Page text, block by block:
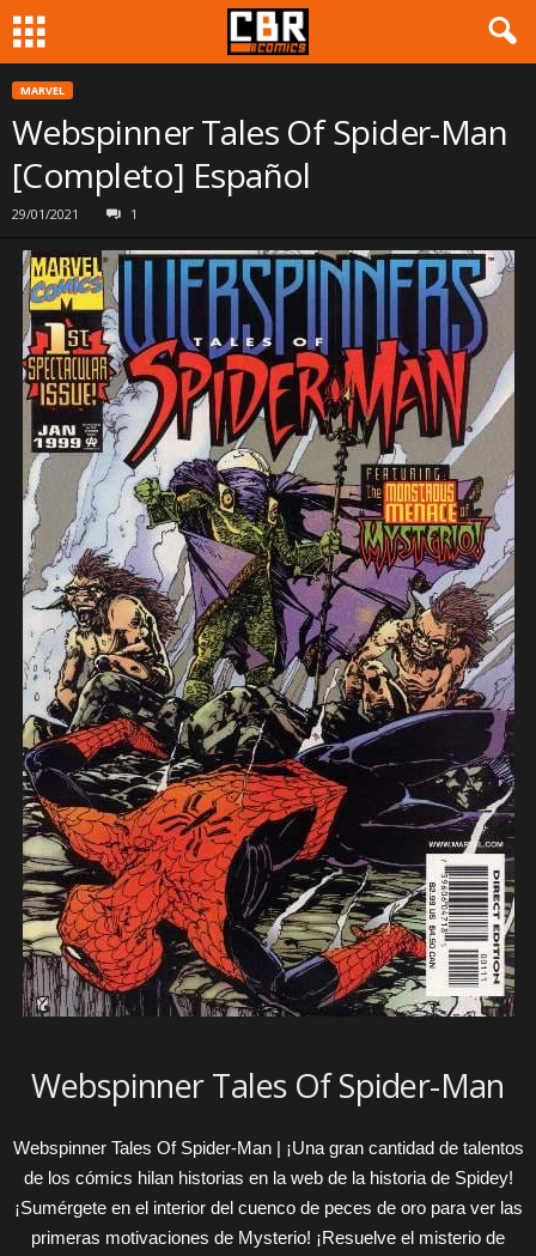
MARVEL
Webspinner Tales Of Spider-Man
[Completo] Español
29/01/2021 1
Webspinner Tales Of Spider-Man
Webspinner Tales Of Spider-Man | ¡Una gran cantidad de talentos
de los cómics hilan historias en la web de la historia de Spidey!
¡Sumérgete en el interior del cuenco de peces de oro para ver las
primeras motivaciones de Mysterio! ¡Resuelve el misterio de